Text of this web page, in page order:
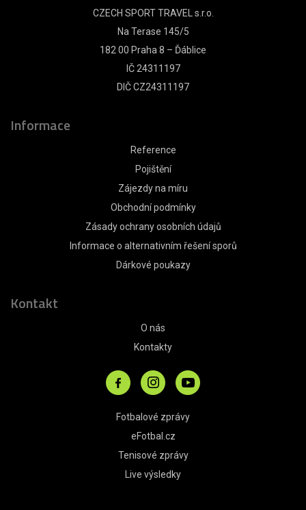
CZECH SPORT TRAVEL s.r.o.
Na Terase 145/5
182 00 Praha 8 – Ďáblice
IČ 24311197
DIČ CZ24311197
Informace
Reference
Pojištění
Zájezdy na míru
Obchodní podmínky
Zásady ochrany osobních údajů
Informace o alternativním řešení sporů
Dárkové poukazy
Kontakt
O nás
Kontakty
Fotbalové zprávy
eFotbal.cz
Tenisové zprávy
Live výsledky